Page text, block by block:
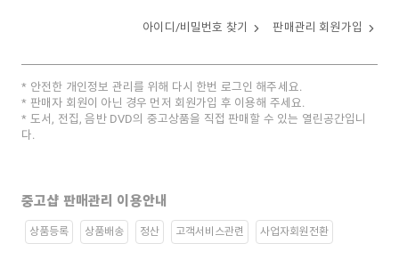
아이디/비밀번호 찾기 판매관리 회원가입
안전한 개인정보 관리를 위해 다시 한번 로그인 해주세요.
판매자 회원이 아닌 경우 먼저 회원가입 후 이용해 주세요.
도서, 전집, 음반 DVD의 중고상품을 직접 판매할 수 있는 열린공간입니
다.
중고샵 판매관리 이용안내
상품등록 상품배송 정산 고객서비스관련 사업자회원전환